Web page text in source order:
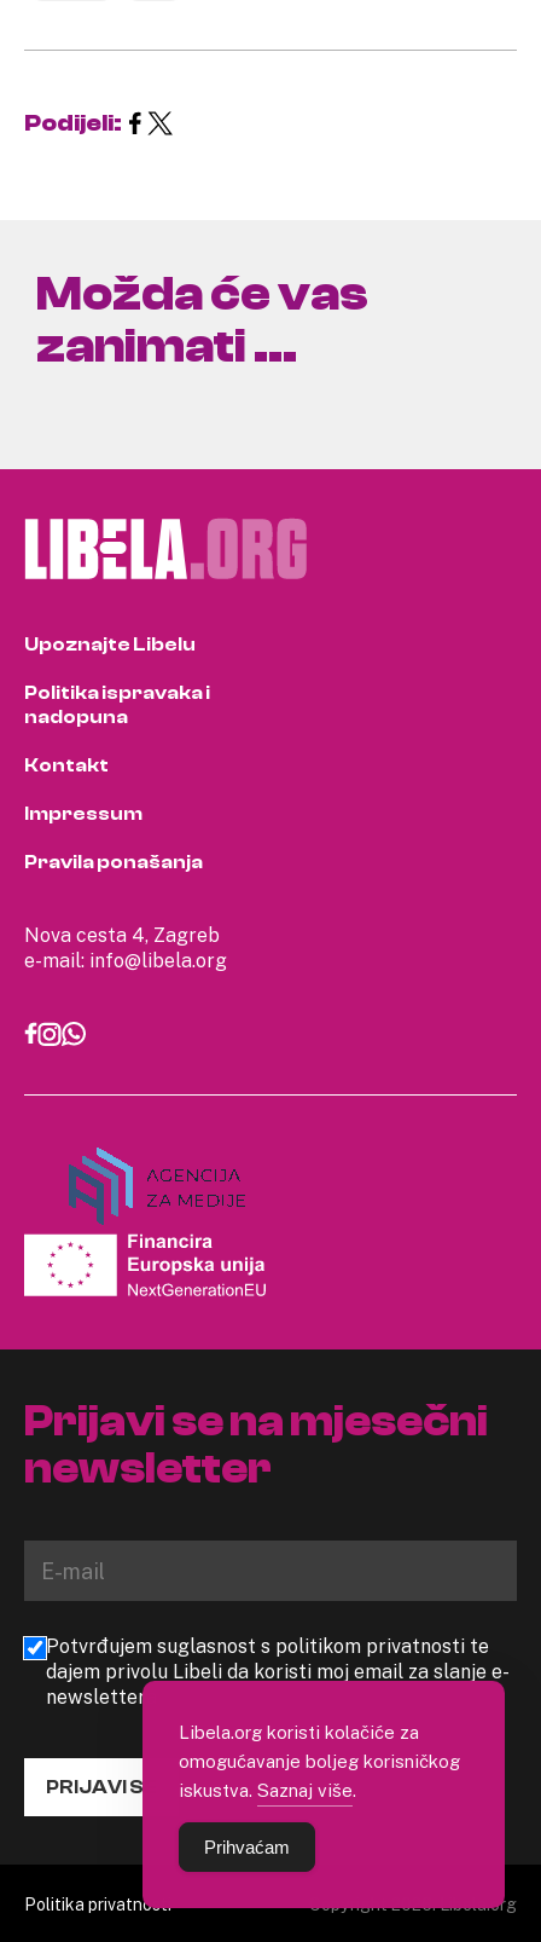
Podijeli:
Možda će vas
zanimati ...
Nova cesta 4, Zagreb
e-mail: info@libela.org
Upoznajte Libelu
Politika ispravaka i
nadopuna
Kontakt
Impressum
Pravila ponašanja
Prijavi se na mjesečni
newsletter
Potvrđujem suglasnost s politikom privatnosti te
dajem privolu Libeli da koristi moj email za slanje e-
newslettera
PRIJAVI SE
Politika privatnosti Copyright 2026. Libela.org
Libela.org koristi kolačiće za
omogućavanje boljeg korisničkog
iskustva. Saznaj više.
Prihvaćam